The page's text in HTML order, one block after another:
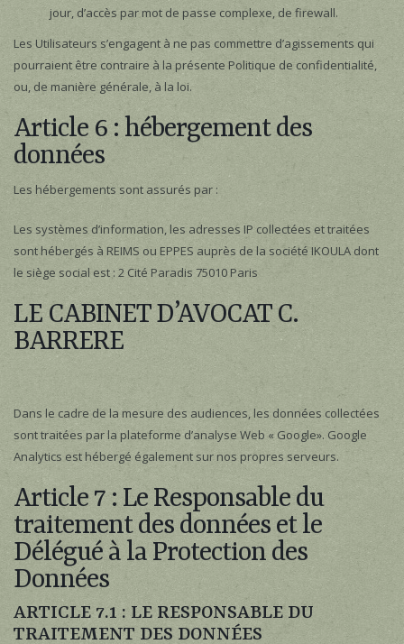
jour, d’accès par mot de passe complexe, de firewall.
Les Utilisateurs s’engagent à ne pas commettre d’agissements qui
pourraient être contraire à la présente Politique de confidentialité,
ou, de manière générale, à la loi.
Article 6 : hébergement des
données
Les hébergements sont assurés par :
Les systèmes d’information, les adresses IP collectées et traitées
sont hébergés à REIMS ou EPPES auprès de la société IKOULA dont
le siège social est : 2 Cité Paradis 75010 Paris
LE CABINET D’AVOCAT C.
BARRERE
Dans le cadre de la mesure des audiences, les données collectées
sont traitées par la plateforme d’analyse Web « Google». Google
Analytics est hébergé également sur nos propres serveurs.
Article 7 : Le Responsable du
traitement des données et le
Délégué à la Protection des
Données
ARTICLE 7.1 : LE RESPONSABLE DU
TRAITEMENT DES DONNÉES